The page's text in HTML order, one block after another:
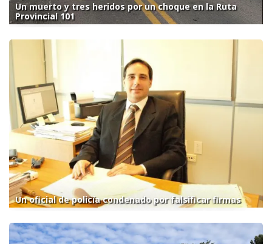
Un muerto y tres heridos por un choque en la Ruta
Provincial 101
Un oficial de policía condenado por falsificar firmas